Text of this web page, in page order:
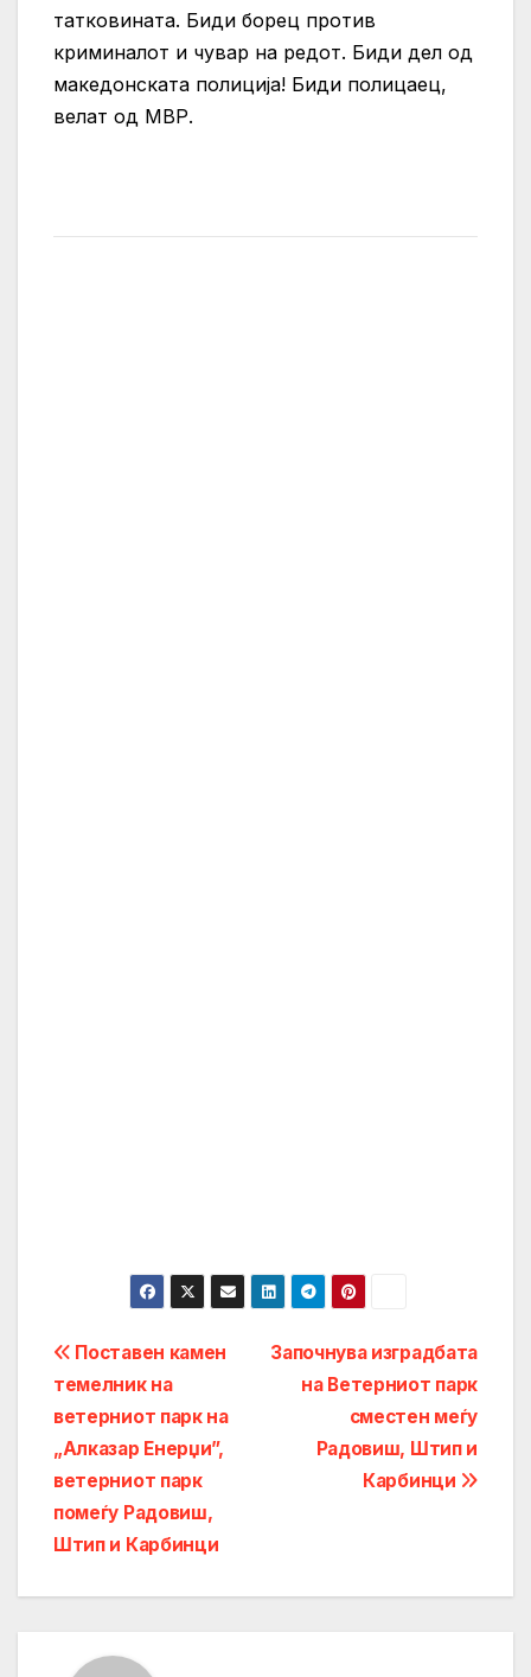
татковината. Биди борец против
криминалот и чувар на редот. Биди дел од
македонската полиција! Биди полицаец,
велат од МВР.
Post
navigation
Започнува изградбата
на Ветерниот парк
сместен меѓу
Радовиш, Штип и
Карбинци
Поставен камен
темелник на
ветерниот парк на
„Алказар Енерџи”,
ветерниот парк
помеѓу Радовиш,
Штип и Карбинци